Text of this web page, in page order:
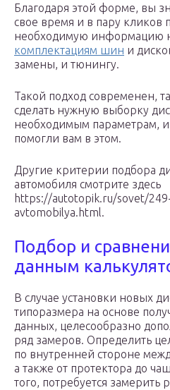
Благодаря этой форме, вы
свое время и в пару кликов
необходимую информацию
комплектациям шин и
замены, и тюнингу.
Такой подход современен,
сделать нужную выборку
необходимым параметрам,
помогли вам в этом.
Другие критерии подбора
автомобиля смотрите здесь
https://autotopik.ru/sovet/
avtomobilya.html.
Подбор и
данным
В случае установки новых
типоразмера на основе
данных, целесообразно
ряд замеров. Определить
по внутренней стороне
а также от протектора до
того, потребуется замерить